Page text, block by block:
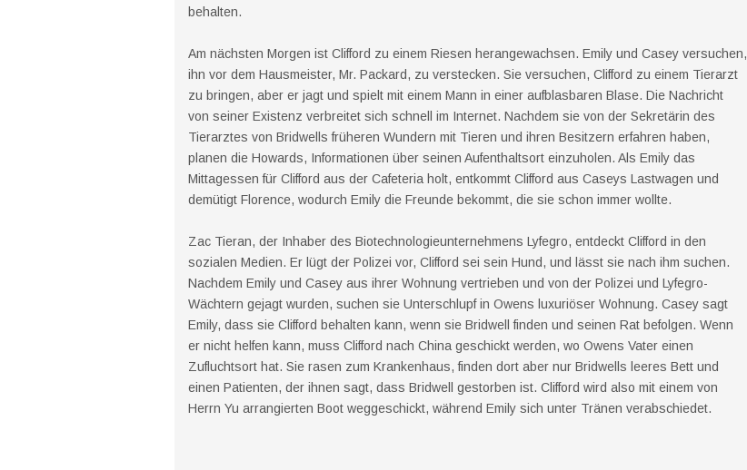
behalten.
Am nächsten Morgen ist Clifford zu einem Riesen herangewachsen. Emily und Casey versuchen,
ihn vor dem Hausmeister, Mr. Packard, zu verstecken. Sie versuchen, Clifford zu einem Tierarzt
zu bringen, aber er jagt und spielt mit einem Mann in einer aufblasbaren Blase. Die Nachricht
von seiner Existenz verbreitet sich schnell im Internet. Nachdem sie von der Sekretärin des
Tierarztes von Bridwells früheren Wundern mit Tieren und ihren Besitzern erfahren haben,
planen die Howards, Informationen über seinen Aufenthaltsort einzuholen. Als Emily das
Mittagessen für Clifford aus der Cafeteria holt, entkommt Clifford aus Caseys Lastwagen und
demütigt Florence, wodurch Emily die Freunde bekommt, die sie schon immer wollte.
Zac Tieran, der Inhaber des Biotechnologieunternehmens Lyfegro, entdeckt Clifford in den
sozialen Medien. Er lügt der Polizei vor, Clifford sei sein Hund, und lässt sie nach ihm suchen.
Nachdem Emily und Casey aus ihrer Wohnung vertrieben und von der Polizei und Lyfegro-
Wächtern gejagt wurden, suchen sie Unterschlupf in Owens luxuriöser Wohnung. Casey sagt
Emily, dass sie Clifford behalten kann, wenn sie Bridwell finden und seinen Rat befolgen. Wenn
er nicht helfen kann, muss Clifford nach China geschickt werden, wo Owens Vater einen
Zufluchtsort hat. Sie rasen zum Krankenhaus, finden dort aber nur Bridwells leeres Bett und
einen Patienten, der ihnen sagt, dass Bridwell gestorben ist. Clifford wird also mit einem von
Herrn Yu arrangierten Boot weggeschickt, während Emily sich unter Tränen verabschiedet.